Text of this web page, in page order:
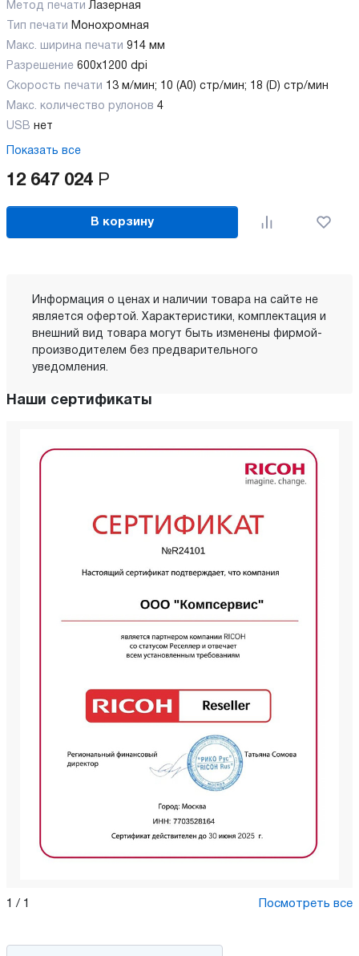
Метод печати Лазерная
Тип печати
Монохромная
Макс. ширина печати 914 мм
Разрешение 600х1200 dpi
Скорость печати
13 м/мин; 10 (A0) стр/мин; 18 (D) стр/мин
Макс. количество рулонов 4
USB нет
Показать все
12 647 024 Р
В корзину
Информация о ценах и наличии товара на сайте не
является офертой. Характеристики, комплектация и
внешний вид товара могут быть изменены фирмой-
производителем без предварительного
уведомления.
Наши сертификаты
1 / 1 Посмотреть все